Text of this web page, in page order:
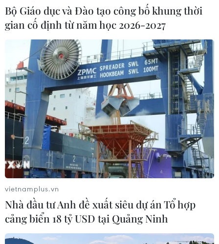
Bộ Giáo dục và Đào tạo công bố khung thời
gian cố định từ năm học 2026-2027
vietnamplus.vn
Nhà đầu tư Anh đề xuất siêu dự án Tổ hợp
cảng biển 18 tỷ USD tại Quảng Ninh